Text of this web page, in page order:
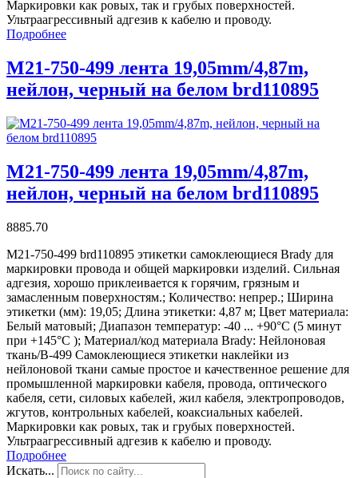
Маркировки как ровых, так и грубых поверхностей.
Ультраагрессивный адгезив к кабелю и проводу.
Подробнее
M21-750-499 лента 19,05mm/4,87m,
нейлон, черный на белом brd110895
M21-750-499 лента 19,05mm/4,87m,
нейлон, черный на белом brd110895
8885.70
M21-750-499 brd110895 этикетки самоклеющиеся Brady для
маркировки провода и общей маркировки изделий. Сильная
адгезия, хорошо приклеивается к горячим, грязным и
замасленным поверхностям.; Количество: непрер.; Ширина
этикетки (мм): 19,05; Длина этикетки: 4,87 м; Цвет материала:
Белый матовый; Диапазон температур: -40 ... +90°С (5 минут
при +145°С ); Материал/код материала Brady: Нейлоновая
ткань/В-499 Самоклеющиеся этикетки наклейки из
нейлоновой ткани самые простое и качественное решение для
промышленной маркировки кабеля, провода, оптического
кабеля, сети, силовых кабелей, жил кабеля, электропроводов,
жгутов, контрольных кабелей, коаксиальных кабелей.
Маркировки как ровых, так и грубых поверхностей.
Ультраагрессивный адгезив к кабелю и проводу.
Подробнее
Искать...